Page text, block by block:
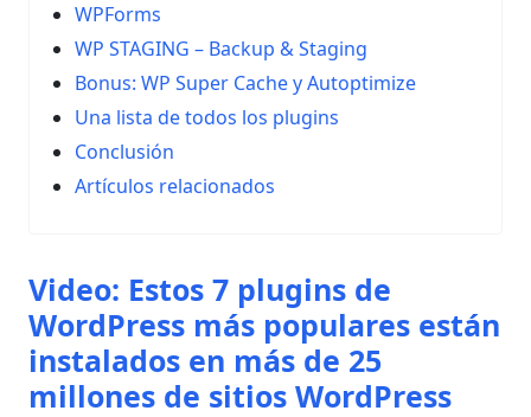
WPForms
WP STAGING – Backup & Staging
Bonus: WP Super Cache y Autoptimize
Una lista de todos los plugins
Conclusión
Artículos relacionados
Video: Estos 7 plugins de
WordPress más populares están
instalados en más de 25
millones de sitios WordPress